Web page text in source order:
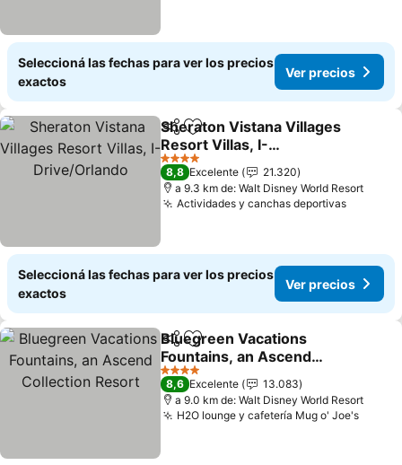
Seleccioná las fechas para ver los precios
exactos
Ver precios
CompartirAñadir a favoritos
Sheraton Vistana Villages
Resort Villas, I-
Drive/Orlando
4 Estrellas
8,8 Excelente
21.320
a 9.3 km de: Walt Disney World Resort
Actividades y canchas deportivas
Seleccioná las fechas para ver los precios
exactos
Ver precios
CompartirAñadir a favoritos
Bluegreen Vacations
Fountains, an Ascend
Collection Resort
4 Estrellas
8,6 Excelente
13.083
a 9.0 km de: Walt Disney World Resort
H2O lounge y cafetería Mug o' Joe's